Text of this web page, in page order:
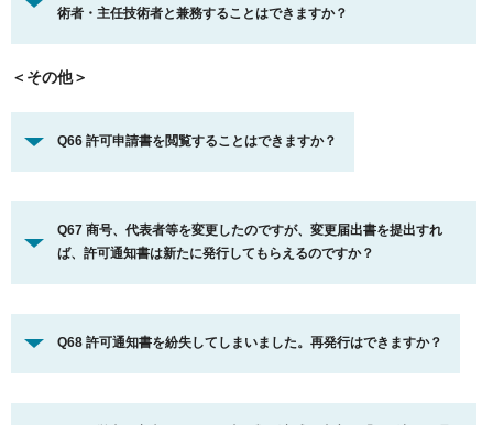
術者・主任技術者と兼務することはできますか？
＜その他＞
Q66 許可申請書を閲覧することはできますか？
Q67 商号、代表者等を変更したのですが、変更届出書を提出すれ
ば、許可通知書は新たに発行してもらえるのですか？
Q68 許可通知書を紛失してしまいました。再発行はできますか？